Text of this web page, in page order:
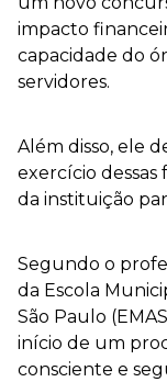
impacto
capacidade do
servidores.
Além disso, ele
exercício
da instituição
Segundo o
da Escola
São Paulo
início de um
consciente e